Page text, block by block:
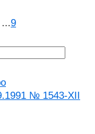
...9
№ 1543-XII